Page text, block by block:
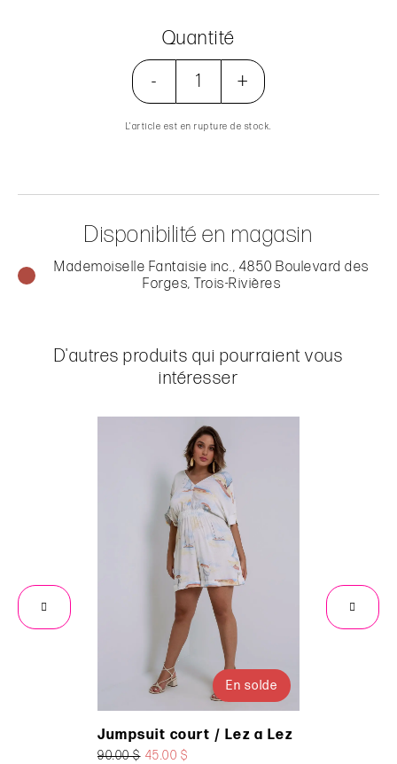
Quantité
- +
L’article est en rupture de stock.
Disponibilité en magasin
Mademoiselle Fantaisie inc., 4850 Boulevard des
Forges, Trois-Rivières
D'autres produits qui pourraient vous
intéresser
En solde
Jumpsuit court / Lez a Lez
90.00 $ 45.00 $